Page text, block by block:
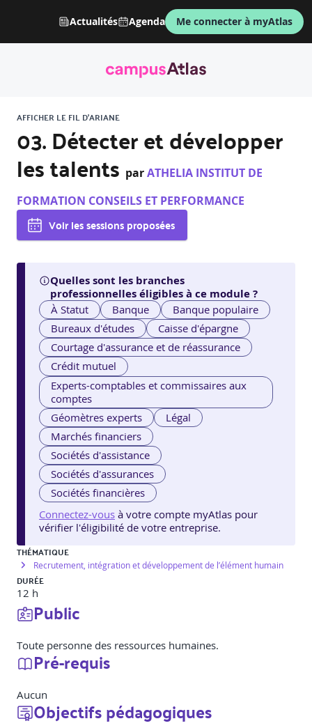
Actualités Agenda Me connecter à myAtlas
AFFICHER LE FIL D'ARIANE
03. Détecter et développer
les talents parATHELIA INSTITUT DE
FORMATION CONSEILS ET PERFORMANCE
Voir les sessions proposées
Quelles sont les branches
professionnelles éligibles à ce module ?
À Statut Banque
Banque populaire
Bureaux d'études
Caisse d'épargne
Courtage d'assurance et de réassurance
Crédit mutuel
Experts-comptables et commissaires aux
comptes
Géomètres experts
Légal
Marchés financiers
Sociétés d'assistance
Sociétés d'assurances
Sociétés financières
Connectez-vous à votre compte myAtlas pour
vérifier l'éligibilité de votre entreprise.
THÉMATIQUE
Recrutement, intégration et développement de l’élément humain
DURÉE
12 h
Public
Toute personne des ressources humaines.
Pré-requis
Aucun
Objectifs pédagogiques